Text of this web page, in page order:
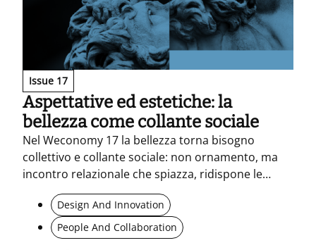
Issue 17
Aspettative ed estetiche: la
bellezza come collante sociale
Nel Weconomy 17 la bellezza torna bisogno
collettivo e collante sociale: non ornamento, ma
incontro relazionale che spiazza, ridispone le
percezioni e muove al fare. In un mondo
standardizzato (anche dall’AI), estetica e design
diventano laboratorio di nuovi linguaggi autentici
e condivisi.
Design And Innovation
People And Collaboration